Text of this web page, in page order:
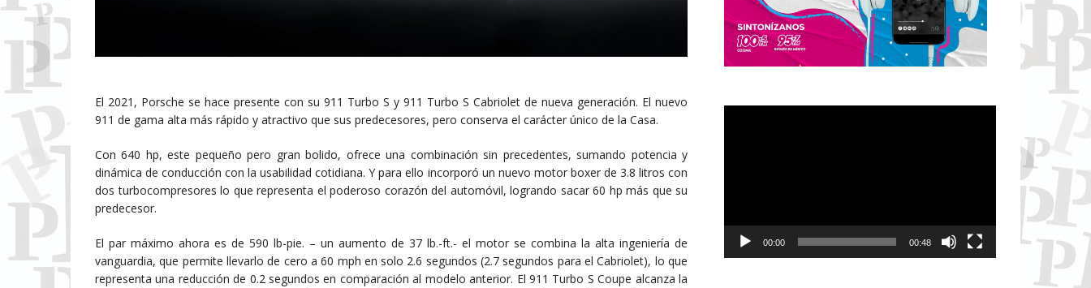
El 2021, Porsche se hace presente con su 911 Turbo S y 911 Turbo S Cabriolet de nueva generación. El nuevo
911 de gama alta más rápido y atractivo que sus predecesores, pero conserva el carácter único de la Casa.
Con 640 hp, este pequeño pero gran bolido, ofrece una combinación sin precedentes, sumando potencia y
dinámica de conducción con la usabilidad cotidiana. Y para ello incorporó un nuevo motor boxer de 3.8 litros con
dos turbocompresores lo que representa el poderoso corazón del automóvil, logrando sacar 60 hp más que su
predecesor.
El par máximo ahora es de 590 lb-pie. – un aumento de 37 lb.-ft.- el motor se combina la alta ingeniería de
vanguardia, que permite llevarlo de cero a 60 mph en solo 2.6 segundos (2.7 segundos para el Cabriolet), lo que
representa una reducción de 0.2 segundos en comparación al modelo anterior. El 911 Turbo S Coupe alcanza la
00:00 00:48